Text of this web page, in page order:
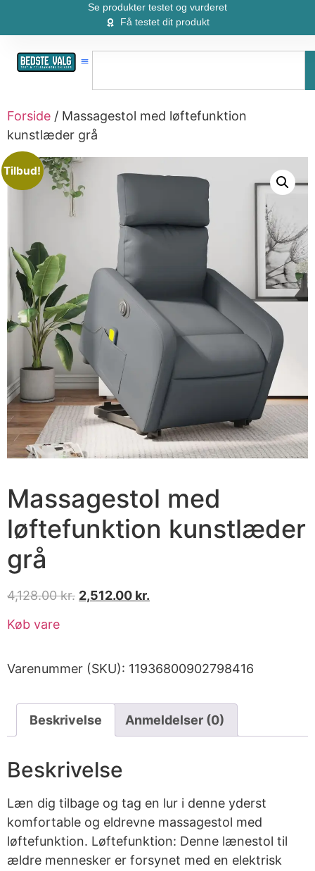
Se produkter testet og vurderet
Få testet dit produkt
Forside / Massagestol med løftefunktion
kunstlæder grå
Tilbud!
Massagestol med
løftefunktion kunstlæder
grå
4,128.00kr. 2,512.00 kr.
Køb vare
Varenummer (SKU): 11936800902798416
Beskrivelse Anmeldelser (0)
Beskrivelse
Læn dig tilbage og tag en lur i denne yderst
komfortable og eldrevne massagestol med
løftefunktion. Løftefunktion: Denne lænestol til
ældre mennesker er forsynet med en elektrisk